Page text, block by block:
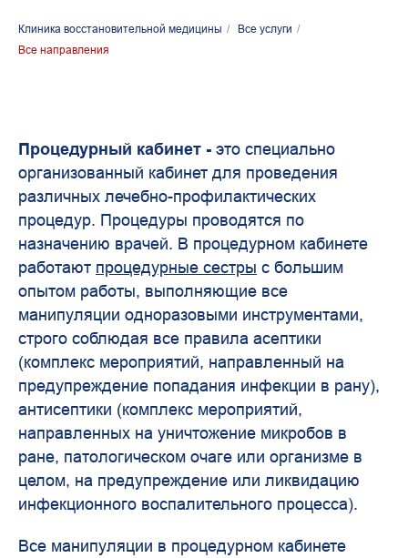
Клиника восстановительной медицины / Все услуги /
Все направления
Процедурный кабинет - это специально
организованный кабинет для проведения
различных лечебно-профилактических
процедур. Процедуры проводятся по
назначению врачей. В процедурном кабинете
работают процедурные сестры с большим
опытом работы, выполняющие все
манипуляции одноразовыми инструментами,
строго соблюдая все правила асептики
(комплекс мероприятий, направленный на
предупреждение попадания инфекции в рану),
антисептики (комплекс мероприятий,
направленных на уничтожение микробов в
ране, патологическом очаге или организме в
целом, на предупреждение или ликвидацию
инфекционного воспалительного процесса).
Все манипуляции в процедурном кабинете